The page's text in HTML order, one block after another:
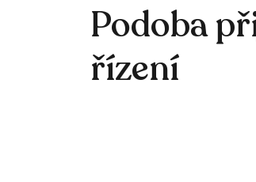
Podoba
řízení